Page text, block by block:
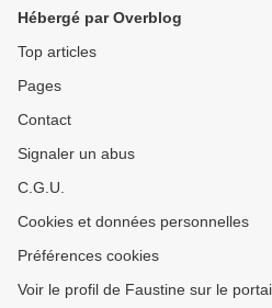
Hébergé par Overblog
Top articles
Pages
Contact
Signaler un abus
C.G.U.
Cookies et données personnelles
Préférences cookies
Voir le profil de Faustine sur le